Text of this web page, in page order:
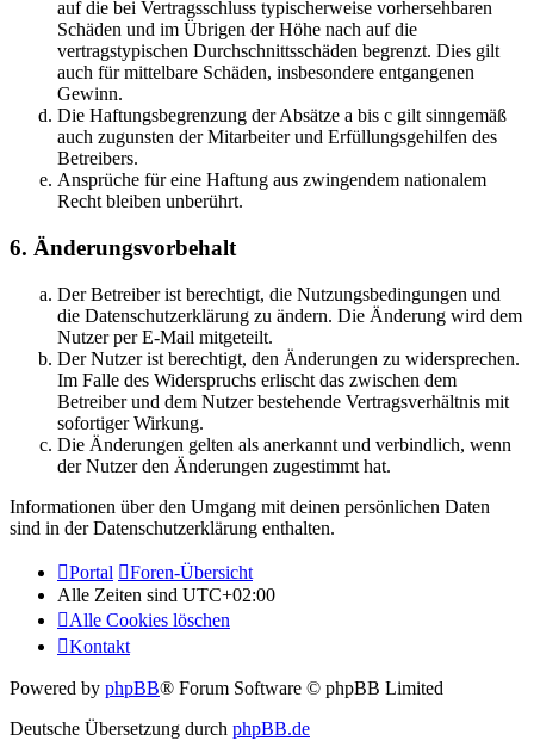
auf die bei Vertragsschluss typischerweise vorhersehbaren
Schäden und im Übrigen der Höhe nach auf die
vertragstypischen Durchschnittsschäden begrenzt. Dies gilt
auch für mittelbare Schäden, insbesondere entgangenen
Gewinn.
Die Haftungsbegrenzung der Absätze a bis c gilt sinngemäß
auch zugunsten der Mitarbeiter und Erfüllungsgehilfen des
Betreibers.
Ansprüche für eine Haftung aus zwingendem nationalem
Recht bleiben unberührt.
6. Änderungsvorbehalt
Der Betreiber ist berechtigt, die Nutzungsbedingungen und
die Datenschutzerklärung zu ändern. Die Änderung wird dem
Nutzer per E-Mail mitgeteilt.
Der Nutzer ist berechtigt, den Änderungen zu widersprechen.
Im Falle des Widerspruchs erlischt das zwischen dem
Betreiber und dem Nutzer bestehende Vertragsverhältnis mit
sofortiger Wirkung.
Die Änderungen gelten als anerkannt und verbindlich, wenn
der Nutzer den Änderungen zugestimmt hat.
Informationen über den Umgang mit deinen persönlichen Daten
sind in der Datenschutzerklärung enthalten.
Portal
Foren-Übersicht
Alle Zeiten sind UTC+02:00
Alle Cookies löschen
Kontakt
Powered by phpBB® Forum Software © phpBB Limited
Deutsche Übersetzung durch phpBB.de